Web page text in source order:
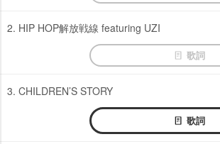
2. HIP HOP解放戦線 featuring UZI
歌詞
3. CHILDREN’S STORY
歌詞